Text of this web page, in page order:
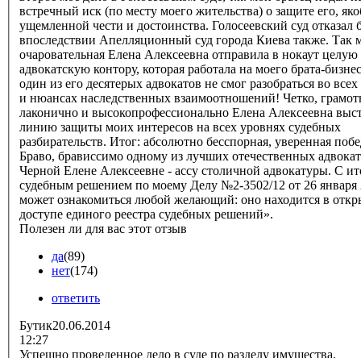
встречный иск (по месту моего жительства) о защите его,
ущемленной чести и достоинства. Голосеевский суд отказал
впоследствии Апелляционный суд города Киева также. Так
очаровательная Елена Алексеевна отправила в нокаут целую
адвокатскую контору, которая работала на моего брата-
один из его десятерых адвокатов не смог разобраться во всех
и нюансах наследственных взаимоотношений! Четко,
лаконично и высокопрофессионально Елена Алексеевна
линию защиты моих интересов на всех уровнях судебных
разбирательств. Итог: абсолютно бесспорная, уверенная
Браво, брависсимо одному из лучших отечественных адвокатов,
Черной Елене Алексеевне - ассу столичной адвокатуры. С
судебным решением по моему Делу №2-3502/12 от 26 января
может ознакомиться любой желающий: оно находится в
доступе единого реестра судебных решений».
Полезен ли для вас этот отзыв
да(89)
нет(174)
ответить
Бутик20.06.2014
12:27
Успешно проведенное дело в суде по разделу имущества.